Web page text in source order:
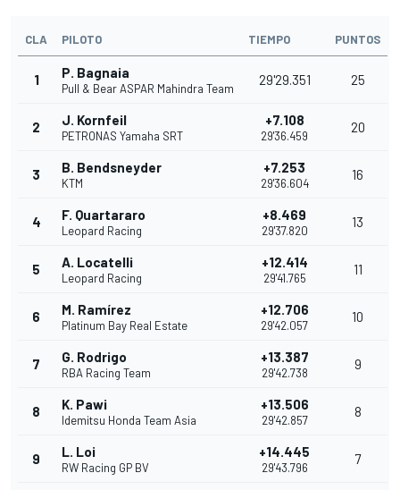
CLA PILOTO TIEMPO PUNTOS
1 P. Bagnaia
Pull & Bear ASPAR Mahindra Team
29'29.351 25
2 J. Kornfeil
PETRONAS Yamaha SRT
+7.108
29'36.459
20
3 B. Bendsneyder
KTM
+7.253
29'36.604
16
4 F. Quartararo
Leopard Racing
+8.469
29'37.820
13
5 A. Locatelli
Leopard Racing
+12.414
29'41.765
11
6 M. Ramírez
Platinum Bay Real Estate
+12.706
29'42.057
10
7 G. Rodrigo
RBA Racing Team
+13.387
29'42.738
9
8 K. Pawi
Idemitsu Honda Team Asia
+13.506
29'42.857
8
9 L. Loi
RW Racing GP BV
+14.445
29'43.796
7